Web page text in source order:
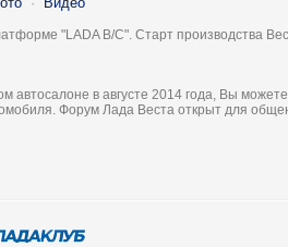
"LADA B/C". Старт производства
автосалоне в августе 2014 года, Вы
Форум Лада Веста открыт для